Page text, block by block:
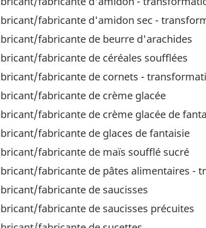
fabricante d'amidon sec -
fabricante de beurre d'arachides
fabricante de céréales soufflées
fabricante de cornets -
fabricante de crème glacée
fabricante de crème glacée de
fabricante de glaces de fantaisie
fabricante de maïs soufflé sucré
fabricante de pâtes alimentaires -
fabricante de saucisses
fabricante de saucisses précuites